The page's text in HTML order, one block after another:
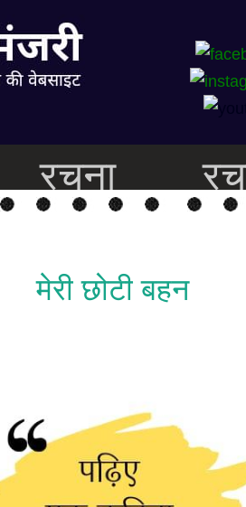
रचना
मेरी छोटी बहन